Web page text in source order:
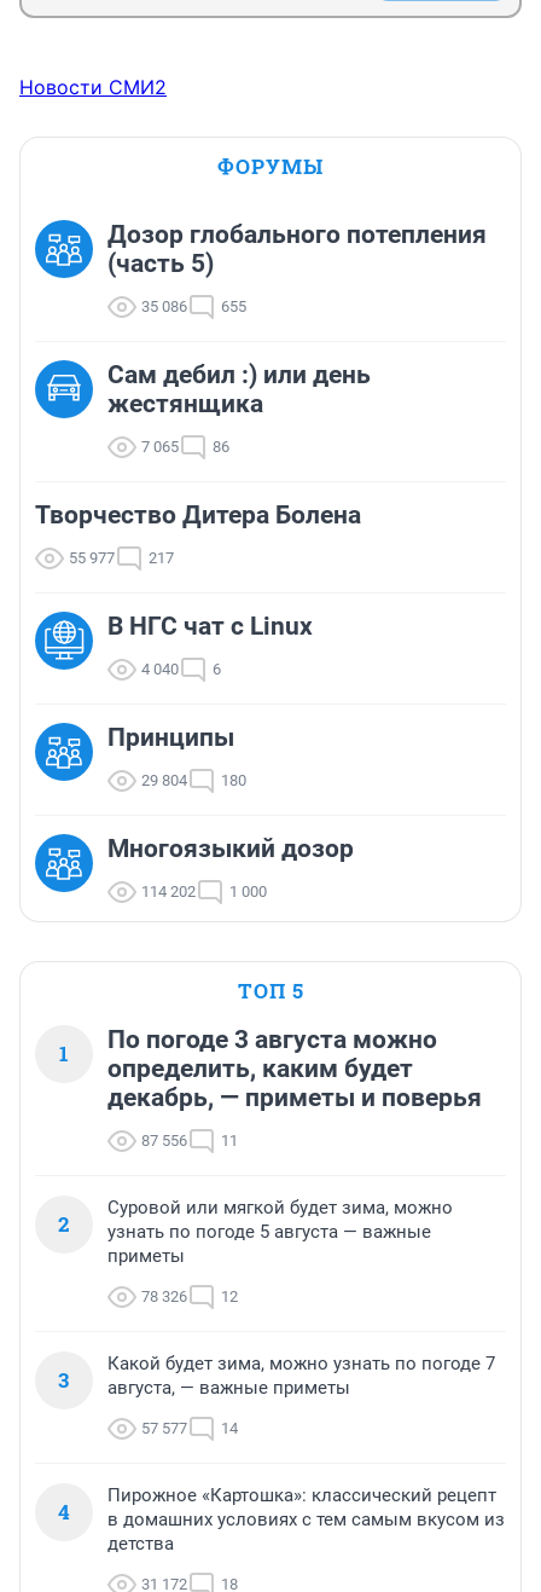
Новости СМИ2
ФОРУМЫ
Дозор глобального потепления
(часть 5)
35 086 655
Сам дебил :) или день
жестянщика
7 065 86
Творчество Дитера Болена
55 977 217
В НГС чат с Linux
4 040 6
Принципы
29 804 180
Многоязыкий дозор
114 202 1 000
ТОП 5
1
По погоде 3 августа можно
определить, каким будет
декабрь, — приметы и поверья
87 556 11
2
Суровой или мягкой будет зима, можно
узнать по погоде 5 августа — важные
приметы
78 326 12
3
Какой будет зима, можно узнать по погоде 7
августа, — важные приметы
57 577 14
4
Пирожное «Картошка»: классический рецепт
в домашних условиях с тем самым вкусом из
детства
31 172 18